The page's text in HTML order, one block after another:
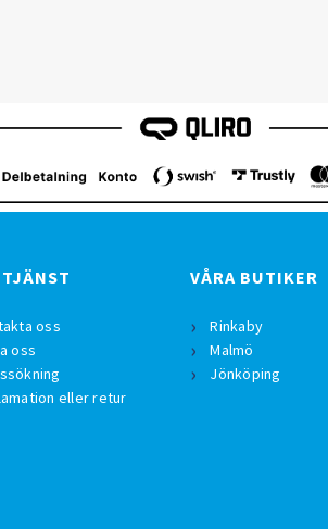
oss
oss
eller retur
VÅRA BUTIKER
Rinkaby
Malmö
Jönköping